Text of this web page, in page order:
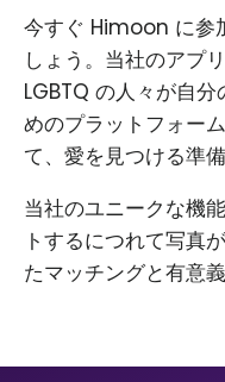
今すぐ Himoon に参
しょう。当社のアプ
LGBTQ の人々が自
めのプラットフォー
て、愛を見つける準
当社のユニークな機
トするにつれて写真
たマッチングと有意